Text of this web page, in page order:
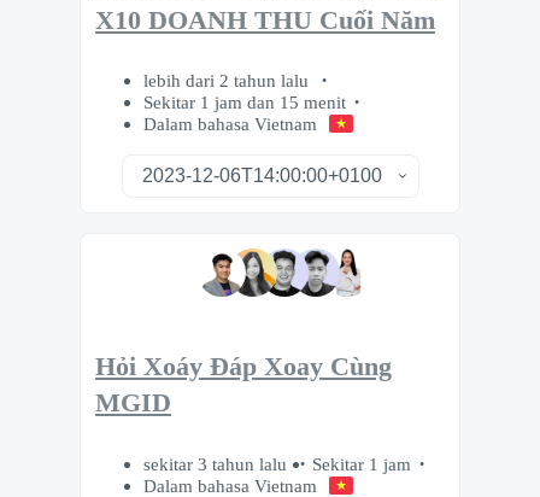
X10 DOANH THU Cuối Năm
lebih dari 2 tahun lalu
Sekitar 1 jam dan 15 menit
Dalam bahasa Vietnam
Hỏi Xoáy Đáp Xoay Cùng
MGID
sekitar 3 tahun lalu
Sekitar 1 jam
Dalam bahasa Vietnam